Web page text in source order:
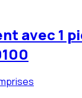
avec 1